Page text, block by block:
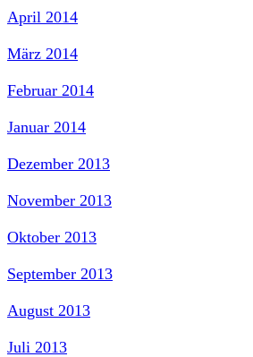
April 2014
März 2014
Februar 2014
Januar 2014
Dezember 2013
November 2013
Oktober 2013
September 2013
August 2013
Juli 2013